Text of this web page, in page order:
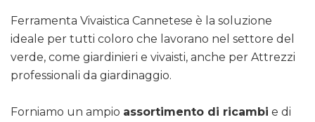
Ferramenta Vivaistica Cannetese è la soluzione
ideale per tutti coloro che lavorano nel settore del
verde, come giardinieri e vivaisti, anche per Attrezzi
professionali da giardinaggio.
Forniamo un ampio assortimento di ricambi e di